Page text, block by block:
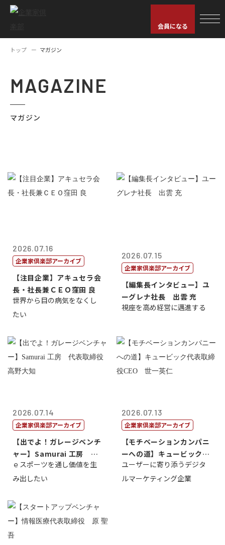
会員になる
トップ マガジン
MAGAZINE
マガジン
2026.07.16
企業家倶楽部アーカイブ
【注目企業】アキュセラ会
長・社長兼ＣＥＯ窪田 良
世界から目の病気をなくし
たい
2026.07.15
企業家倶楽部アーカイブ
【編集長インタビュー】ユ
ーグレナ社長 出雲 充
視座を高め経営に邁進する
2026.07.14
企業家倶楽部アーカイブ
【出でよ！ガレージベンチ
ャー】Samurai 工房 代
表取締...
ｅスポーツを通し価値を生
み出したい
2026.07.13
企業家倶楽部アーカイブ
【モチベーションカンパニ
ーへの道】キュービック代
表取締役CE...
ユーザーに寄り添うデジタ
ルマーケティング企業